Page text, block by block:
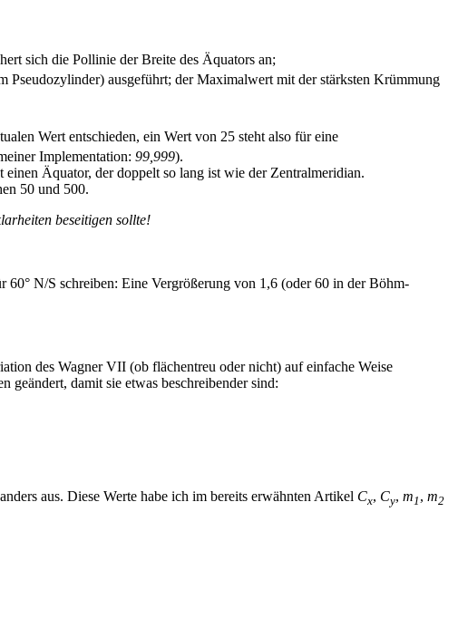
sich die Pollinie der Breite des Äquators an;
ausgeführt; der Maximalwert mit der stärksten Krümmung
Wert entschieden, ein Wert von 25 steht also für eine
Implementation: 99,999).
Äquator, der doppelt so lang ist wie der Zentralmeridian.
50 und 500.
beseitigen sollte!
60° N/S schreiben: Eine Vergrößerung von 1,6 (oder 60 in der Böhm-
des Wagner VII (ob flächentreu oder nicht) auf einfache Weise
geändert, damit sie etwas beschreibender sind:
aus. Diese Werte habe ich im bereits erwähnten Artikel Cx, Cy, m1 , m2